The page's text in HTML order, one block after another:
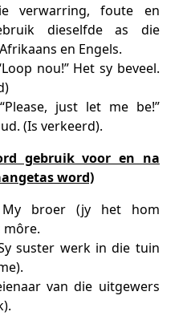
verwarring, foute en
dieselfde as die
en Engels.
nou!” Het sy beveel.
just let me be!”
(Is verkeerd).
gebruik voor en na
word)
My broer (jy het hom
môre.
suster werk in die tuin
van die uitgewers